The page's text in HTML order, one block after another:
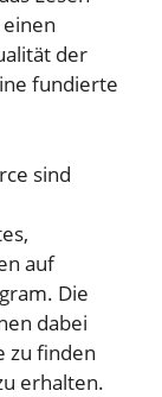
der
fundierte
sind
auf
Die
dabei
zu finden
erhalten.